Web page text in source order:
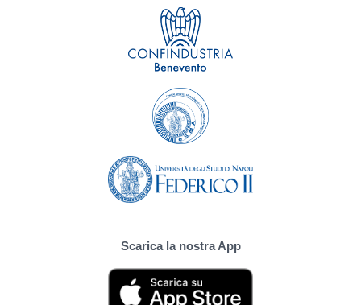
Scarica la nostra App